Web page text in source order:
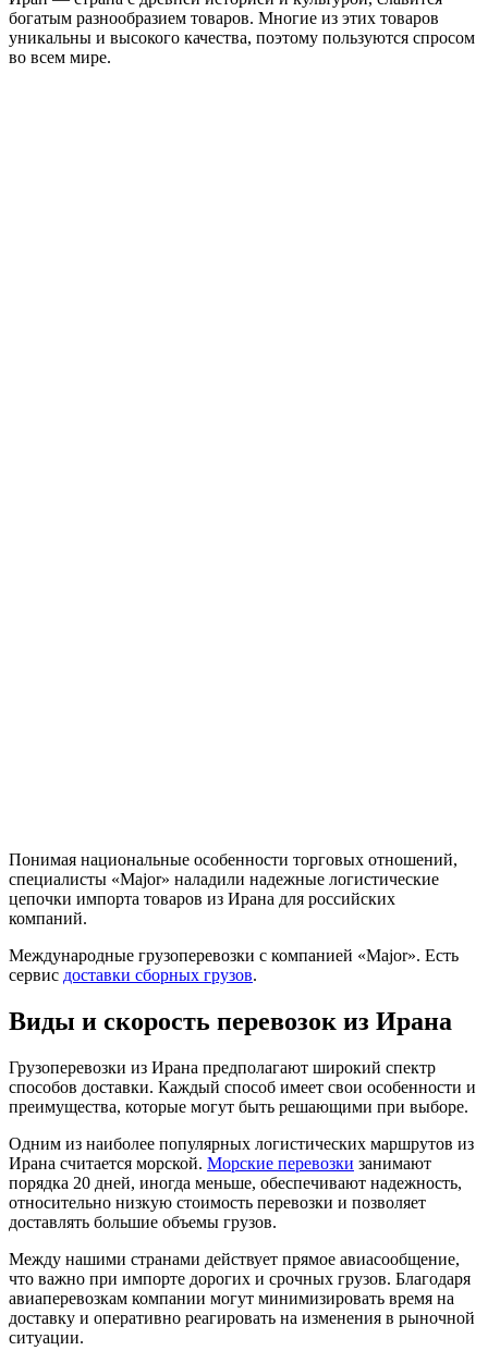
богатым разнообразием товаров. Многие из этих товаров
уникальны и высокого качества, поэтому пользуются спросом
во всем мире.
Понимая национальные особенности торговых отношений,
специалисты «Major» наладили надежные логистические
цепочки импорта товаров из Ирана для российских
компаний.
Международные грузоперевозки с компанией «Major». Есть
сервис доставки сборных грузов.
Виды и скорость перевозок из Ирана
Грузоперевозки из Ирана предполагают широкий спектр
способов доставки. Каждый способ имеет свои особенности и
преимущества, которые могут быть решающими при выборе.
Одним из наиболее популярных логистических маршрутов из
Ирана считается морской. Морские перевозки занимают
порядка 20 дней, иногда меньше, обеспечивают надежность,
относительно низкую стоимость перевозки и позволяет
доставлять большие объемы грузов.
Между нашими странами действует прямое авиасообщение,
что важно при импорте дорогих и срочных грузов. Благодаря
авиаперевозкам компании могут минимизировать время на
доставку и оперативно реагировать на изменения в рыночной
ситуации.